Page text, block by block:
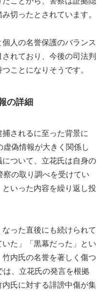
切ったとされています。
人の名誉保護のバランス
れており、今後の司法判
ことになりそうです。
の詳細
されるに至った背景に
偽情報が大きく関係し
ついて、立花氏は自身の
の取り調べを受けてい
いった内容を繰り返し投
った直後にも続けられて
た」「黒幕だった」とい
内氏の名誉を著しく傷つ
は、立花氏の発言を根拠
氏に対する誹謗中傷が集